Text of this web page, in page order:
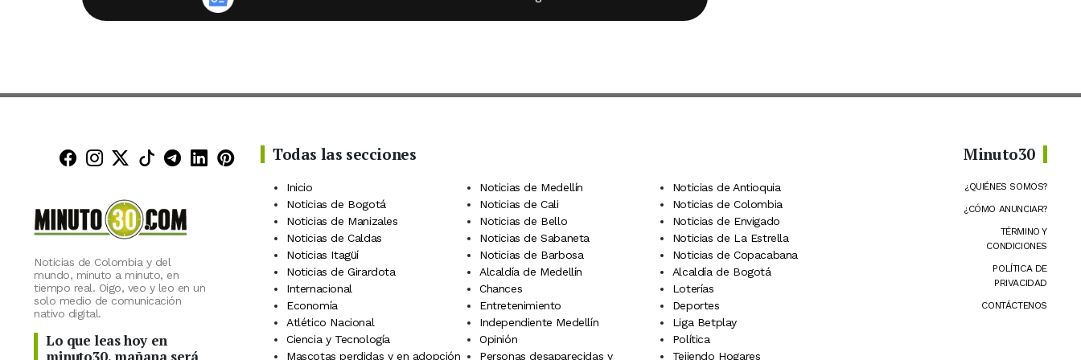
Minuto30 en Facebook
Minuto30 en Instagram
Minuto30 en X (Twitter)
Minuto30 en TikTok
Canal de Minuto30 en Telegram
Minuto30 en LinkedIn
Minuto30 en Pinterest
Noticias de Colombia y del
mundo, minuto a minuto, en
tiempo real. Oigo, veo y leo en un
solo medio de comunicación
nativo digital.
Lo que leas hoy en
minuto30, mañana será
Todas las secciones
Inicio Noticias de Medellín
Noticias de Antioquia
Noticias de Bogotá
Noticias de Cali
Noticias de Colombia
Noticias de Manizales
Noticias de Bello
Noticias de Envigado
Noticias de Caldas
Noticias de Sabaneta
Noticias de La Estrella
Noticias Itagüí
Noticias de Barbosa
Noticias de Copacabana
Noticias de Girardota
Alcaldía de Medellín
Alcaldía de Bogotá
Internacional
Chances
Loterías
Economía
Entretenimiento
Deportes
Atlético Nacional
Independiente Medellín
Liga Betplay
Ciencia y Tecnología
Opinión
Política
Mascotas perdidas y en adopción
Personas desaparecidas y Tejiendo Hogares
Minuto30
¿QUIÉNES SOMOS?
¿CÓMO ANUNCIAR?
TÉRMINO Y
CONDICIONES
POLÍTICA DE
PRIVACIDAD
CONTÁCTENOS